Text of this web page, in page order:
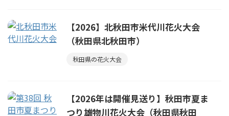
【2026】北秋田市米代川花火大会
（秋田県北秋田市）
秋田県の花火大会
【2026年は開催見送り】秋田市夏ま
つり雄物川花火大会（秋田県秋田